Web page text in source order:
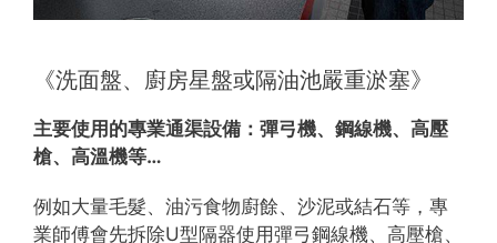
《洗面盤、廚房星盤或隔油池嚴重淤塞》
主要使用的專業通渠設備： 彈弓機、鋼線機、高壓
槍、高溫機等…
例如大量毛髮、油污食物廚餘、沙泥或結石等，專
業師傅會先拆除U型隔器使用彈弓鋼線機、高壓槍、